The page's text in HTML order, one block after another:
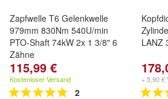
Zapfwelle T6 Gelenkwelle
979mm 830Nm 540U/min
PTO-Shaft 74kW 2x 1 3/8" 6
Zähne
115,99 €
Kostenloser Versand
2
LANZ
+ 5,90 €